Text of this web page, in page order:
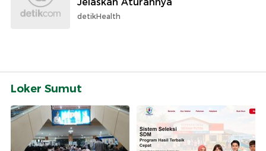
detikHealth
Loker Sumut